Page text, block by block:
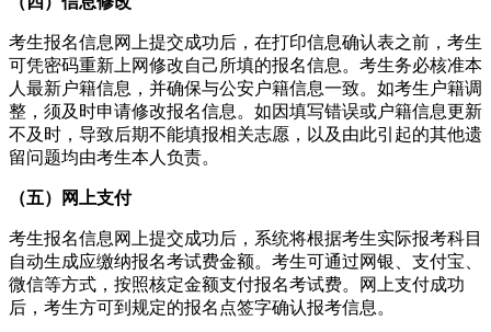
考生报名信息网上提交成功后，在打印信息确认表之前，考生
可凭密码重新上网修改自己所填的报名信息。考生务必核准本
人最新户籍信息，并确保与公安户籍信息一致。如考生户籍调
整，须及时申请修改报名信息。如因填写错误或户籍信息更新
不及时，导致后期不能填报相关志愿，以及由此引起的其他遗
留问题均由考生本人负责。
（五）网上支付
考生报名信息网上提交成功后，系统将根据考生实际报考科目
自动生成应缴纳报名考试费金额。考生可通过网银、支付宝、
微信等方式，按照核定金额支付报名考试费。网上支付成功
后，考生方可到规定的报名点签字确认报考信息。